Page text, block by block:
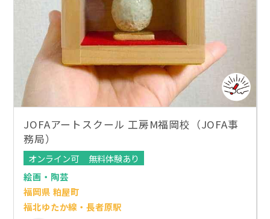
JOFAアートスクール 工房M福岡校（JOFA事
務局）
オンライン可
無料体験あり
絵画・陶芸
福岡県 粕屋町
福北ゆたか線・長者原駅